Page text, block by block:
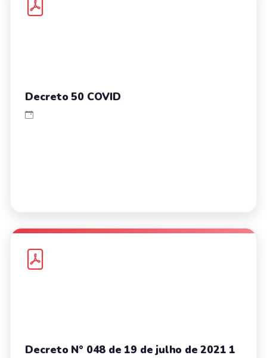
Decreto 50 COVID
Decreto N° 048 de 19 de julho de 2021 1